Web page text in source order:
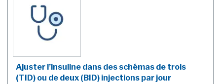
Ajuster l’insuline dans des schémas de trois
(TID) ou de deux (BID) injections par jour